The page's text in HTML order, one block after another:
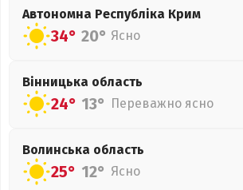
Автономна Республіка Крим
34° 20° Ясно
Вінницька область
24° 13° Переважно ясно
Волинська область
25° 12° Ясно